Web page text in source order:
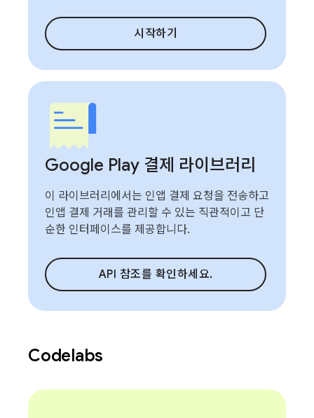
시작하기
Google Play 결제 라이브러리
이 라이브러리에서는 인앱 결제 요청을 전송하고
인앱 결제 거래를 관리할 수 있는 직관적이고 단
순한 인터페이스를 제공합니다.
API 참조를 확인하세요.
Codelabs